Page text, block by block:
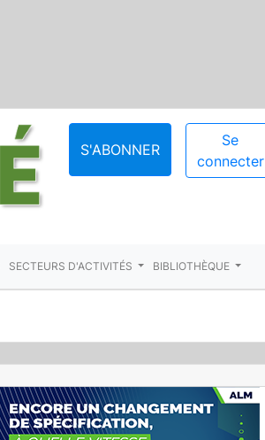
S'ABONNER
Se
connecter
SECTEURS D'ACTIVITÉS BIBLIOTHÈQUE